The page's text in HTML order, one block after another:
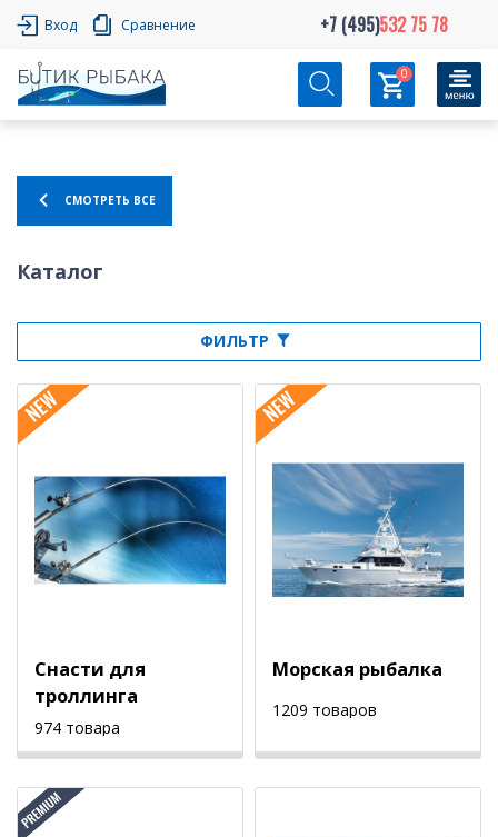
Вход Сравнение +7 (495)532 75 78
0
СМОТРЕТЬ ВСЕ
Каталог
ФИЛЬТР
Снасти для
троллинга
974 товара
Морская рыбалка
1209 товаров